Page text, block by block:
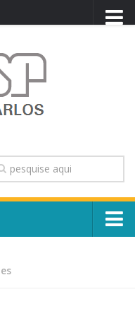
TRANSPARÊNCIA
OUVIDORIA
CONTATO